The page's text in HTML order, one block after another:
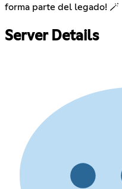
forma parte del legado! 🪄
Server Details